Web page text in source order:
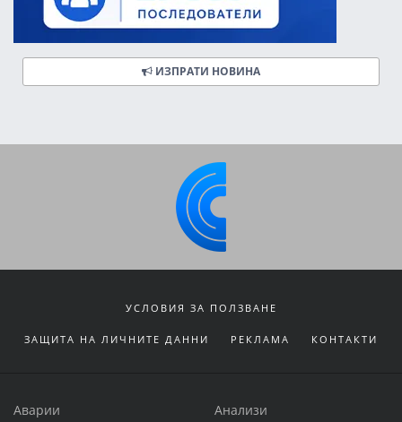
ИЗПРАТИ НОВИНА
УСЛОВИЯ ЗА ПОЛЗВАНЕ
ЗАЩИТА НА ЛИЧНИТЕ ДАННИ РЕКЛАМА КОНТАКТИ
Аварии
Анализи